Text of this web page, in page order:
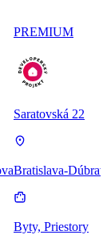
PREMIUM
Saratovská 22
Bratislava-
Byty, Priestory